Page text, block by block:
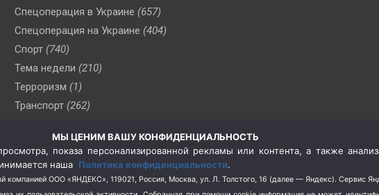
Спецоперация в Украине (657)
Спецоперация на Украине (404)
Спорт (740)
Тема недели (210)
Терроризм (1)
Транспорт (262)
(76)
Цены (2)
Школа и спорт (2)
МЫ ЦЕНИМ ВАШУ КОНФИДЕНЦИАЛЬНОСТЬ
показа персонализированной рекламы или контента, а также
наша Политика конфиденциальности.
компанией ООО «ЯНДЕКС», 119021, Россия, Москва, ул. Л. Толстого, 16 (далее — Яндекс). Сервис